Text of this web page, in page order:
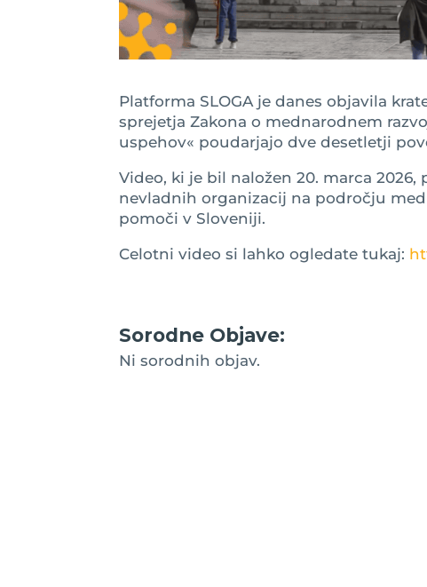
Platforma SLOGA je danes objavila
sprejetja Zakona o mednarodnem
uspehov« poudarjajo dve desetletji
Video, ki je bil naložen 20. marca
nevladnih organizacij na področju
pomoči v Sloveniji.
Celotni video si lahko ogledate tukaj:
Sorodne Objave:
Ni sorodnih objav.